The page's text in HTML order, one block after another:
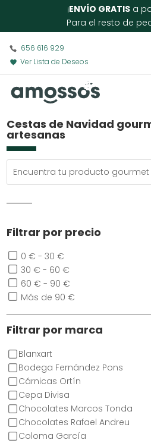
¡ENVÍO GRATIS a
Para el resto de
656 616 929
Ver Lista de Deseos
Cestas de Navidad
artesanas
Filtrar por precio
0 € - 30 €
30 € - 60 €
60 € - 90 €
Más de 90 €
Filtrar por marca
Blanxart
Bodega Fernández Pons
Cárnicas Ortín
Cepa Divisa
Chocolates Marcos Tonda
Chocolates Rafael Andreu
Coloma García